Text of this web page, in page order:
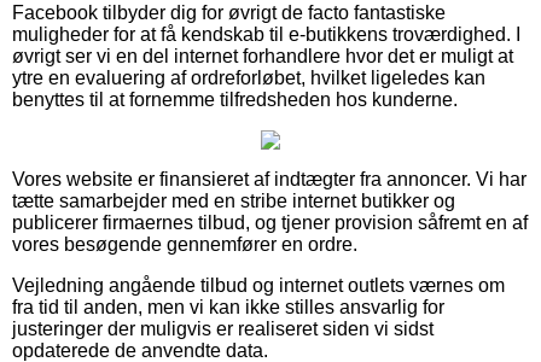
Facebook tilbyder dig for øvrigt de facto fantastiske
muligheder for at få kendskab til e-butikkens troværdighed. I
øvrigt ser vi en del internet forhandlere hvor det er muligt at
ytre en evaluering af ordreforløbet, hvilket ligeledes kan
benyttes til at fornemme tilfredsheden hos kunderne.
Vores website er finansieret af indtægter fra annoncer. Vi har
tætte samarbejder med en stribe internet butikker og
publicerer firmaernes tilbud, og tjener provision såfremt en af
vores besøgende gennemfører en ordre.
Vejledning angående tilbud og internet outlets værnes om
fra tid til anden, men vi kan ikke stilles ansvarlig for
justeringer der muligvis er realiseret siden vi sidst
opdaterede de anvendte data.